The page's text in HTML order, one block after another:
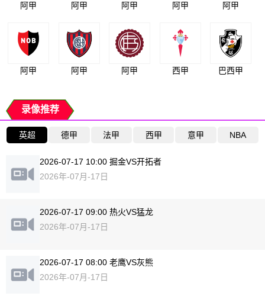
阿甲 阿甲 阿甲 阿甲 阿甲
阿甲 阿甲 阿甲 西甲 巴西甲
录像推荐
英超 德甲 法甲 西甲 意甲 NBA
2026-07-17 10:00 掘金VS开拓者
2026年-07月-17日
2026-07-17 09:00 热火VS猛龙
2026年-07月-17日
2026-07-17 08:00 老鹰VS灰熊
2026年-07月-17日